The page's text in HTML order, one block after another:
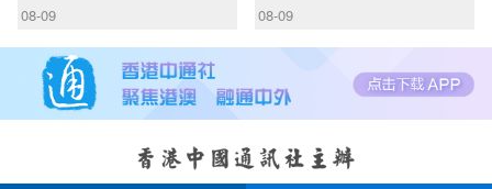
08-09
08-09